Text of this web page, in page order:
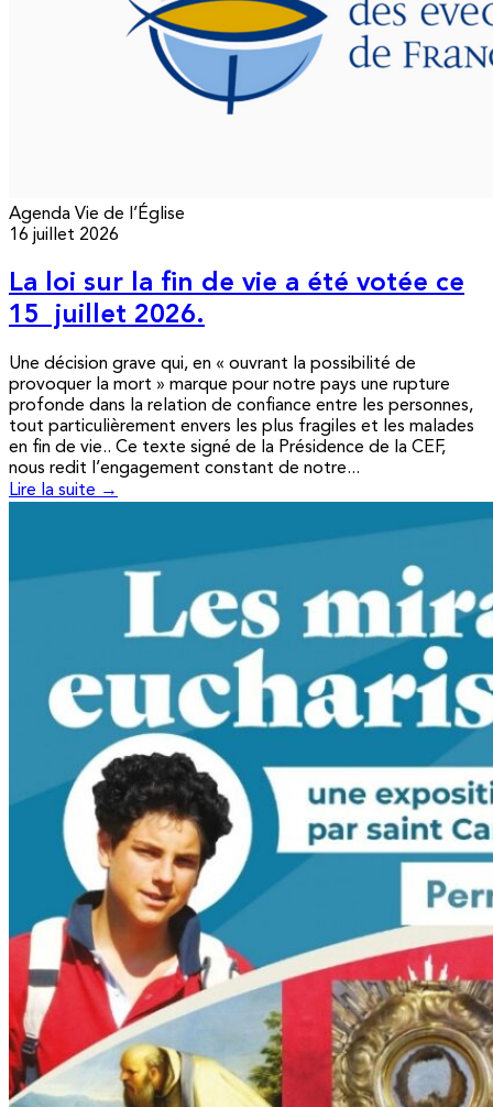
Agenda Vie de l’Église
16 juillet 2026
La loi sur la fin de vie a été votée ce
15 juillet 2026.
Une décision grave qui, en « ouvrant la possibilité de
provoquer la mort » marque pour notre pays une rupture
profonde dans la relation de confiance entre les personnes,
tout particulièrement envers les plus fragiles et les malades
en fin de vie.. Ce texte signé de la Présidence de la CEF,
nous redit l’engagement constant de notre...
Lire la suite →